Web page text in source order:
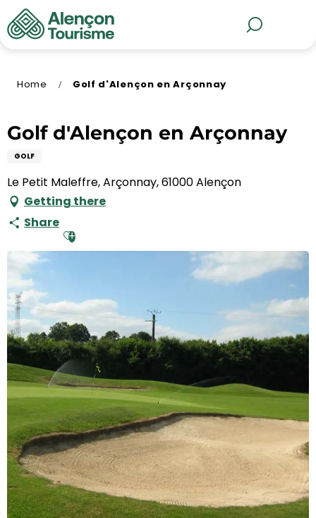
Aller
au
contenu
Home Golf d'Alençon en Arçonnay
Golf d'Alençon en Arçonnay
GOLF
Le Petit Maleffre, Arçonnay, 61000 Alençon
Getting there
Share Ajouter aux favoris